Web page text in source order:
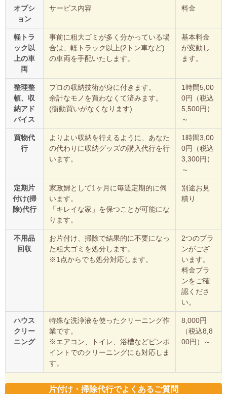
オプシ
ョン
サービス内容 料金
軽トラ
ック以
上の車
両
事前に粗大ゴミが多く分かっている場
合は、軽トラック以上(2トン車など)
の車両を手配いたします。
基本料金
が変動し
ます。
整理整
頓、収
納アド
バイス
プロの収納技術が身に付きます。
余計なモノを買わなくて済みます。
(衝動買いがなくなります)
1時間5,00
0円（税込
5,500円）
～
買物代
行
よりよい収納を行えるように、あなた
の代わりに収納グッズの購入代行を行
います。
1時間3,00
0円（税込
3,300円）
～
定期片
付け(掃
除)代行
家政婦として1ヶ月に毎週定期的に伺
います。
「キレイな家」を保つことが可能にな
ります。
別途お見
積り
不用品
回収
お片付け、掃除で結果的に不要になっ
た粗大ゴミを処分します。
※1点からでも処分対応します。
2つのプラ
ンがござ
います。
料金プラ
ンをご確
認くださ
い。
ハウス
クリー
ニング
特殊な洗浄液を使ったクリーニング作
業です。
※エアコン、トイレ、浴槽などピンポ
イントでのクリーニングにも対応しま
す。
8,000円
（税込8,8
00円）～
片付け・掃除代行でよくあるご質問